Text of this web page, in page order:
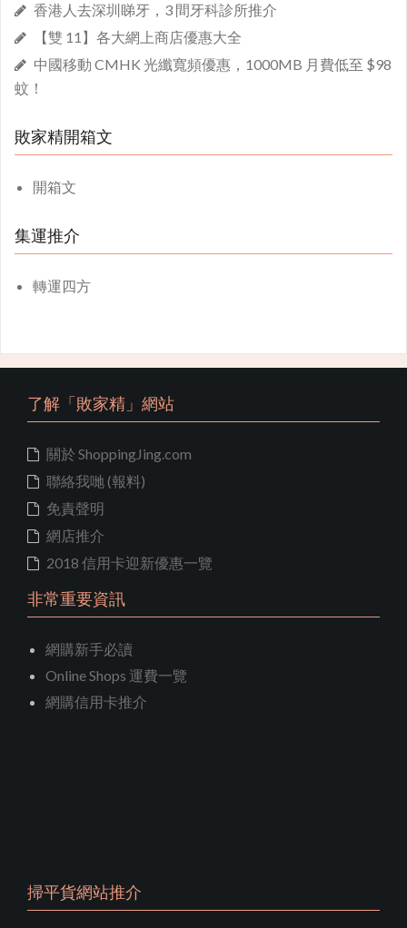
香港人去深圳睇牙，3 間牙科診所推介
【雙 11】各大網上商店優惠大全
中國移動 CMHK 光纖寬頻優惠，1000MB 月費低至 $98
蚊！
敗家精開箱文
開箱文
集運推介
轉運四方
了解「敗家精」網站
關於 ShoppingJing.com
聯絡我哋 (報料)
免責聲明
網店推介
2018 信用卡迎新優惠一覽
非常重要資訊
網購新手必讀
Online Shops 運費一覽
網購信用卡推介
掃平貨網站推介